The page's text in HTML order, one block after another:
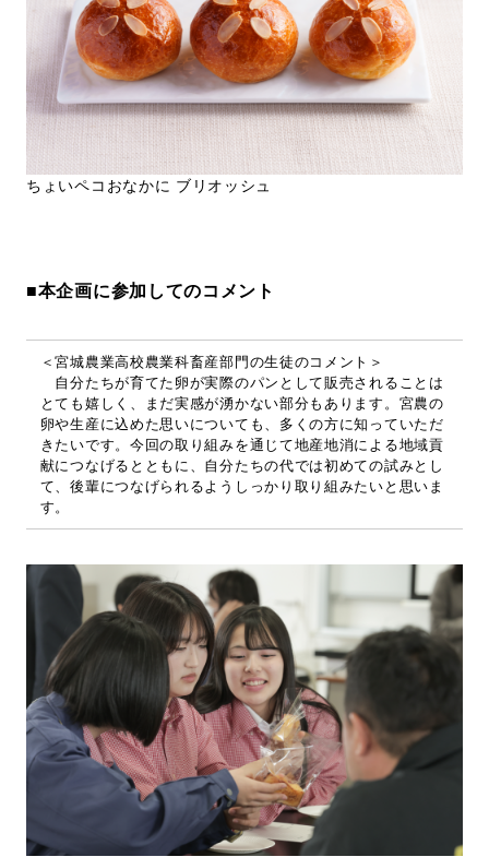
ちょいペコおなかに ブリオッシュ
■本企画に参加してのコメント
＜宮城農業高校農業科畜産部門の生徒のコメント＞
自分たちが育てた卵が実際のパンとして販売されることは
とても嬉しく、まだ実感が湧かない部分もあります。宮農の
卵や生産に込めた思いについても、多くの方に知っていただ
きたいです。今回の取り組みを通じて地産地消による地域貢
献につなげるとともに、自分たちの代では初めての試みとし
て、後輩につなげられるようしっかり取り組みたいと思いま
す。